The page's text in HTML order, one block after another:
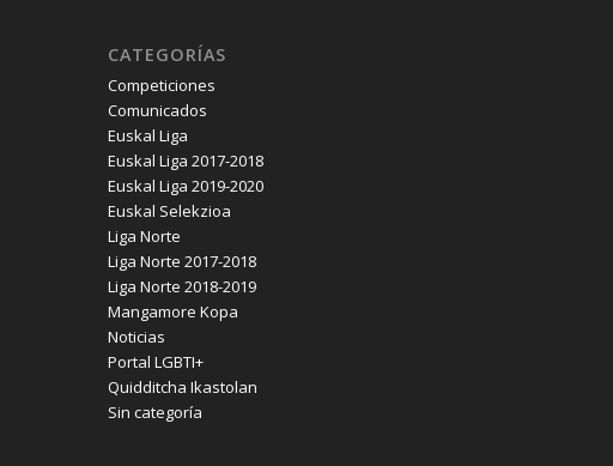
CATEGORÍAS
Competiciones
Comunicados
Euskal Liga
Euskal Liga 2017-2018
Euskal Liga 2019-2020
Euskal Selekzioa
Liga Norte
Liga Norte 2017-2018
Liga Norte 2018-2019
Mangamore Kopa
Noticias
Portal LGBTI+
Quidditcha Ikastolan
Sin categoría